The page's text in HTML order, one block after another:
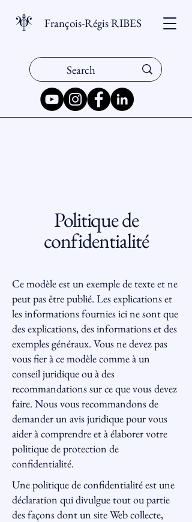
François-Régis RIBES
Politique de
confidentialité
Ce modèle est un exemple de texte et ne
peut pas être publié. Les explications et
les informations fournies ici ne sont que
des explications, des informations et des
exemples généraux. Vous ne devez pas
vous fier à ce modèle comme à un
conseil juridique ou à des
recommandations sur ce que vous devez
faire. Nous vous recommandons de
demander un avis juridique pour vous
aider à comprendre et à élaborer votre
politique de protection de
confidentialité.
Une politique de confidentialité est une
déclaration qui divulgue tout ou partie
des façons dont un site Web collecte,